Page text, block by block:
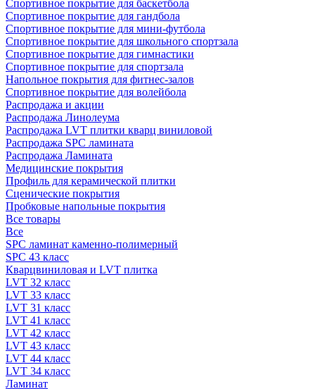
Спортивное покрытие для баскетбола
Спортивное покрытие для гандбола
Спортивное покрытие для мини-футбола
Спортивное покрытие для школьного спортзала
Спортивное покрытие для гимнастики
Спортивное покрытие для спортзала
Напольное покрытия для фитнес-залов
Спортивное покрытие для волейбола
Распродажа и акции
Распродажа Линолеума
Распродажа LVT плитки кварц виниловой
Распродажа SPC ламината
Распродажа Ламината
Медицинские покрытия
Профиль для керамической плитки
Сценические покрытия
Пробковые напольные покрытия
Все товары
Все
SPC ламинат каменно-полимерный
SPC 43 класс
Кварцвиниловая и LVT плитка
LVT 32 класс
LVT 33 класс
LVT 31 класс
LVT 41 класс
LVT 42 класс
LVT 43 класс
LVT 44 класс
LVT 34 класс
Ламинат